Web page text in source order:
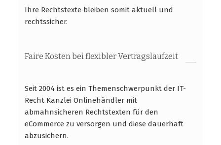
Ihre Rechtstexte bleiben somit aktuell und
rechtssicher.
Faire Kosten bei flexibler Vertragslaufzeit
Seit 2004 ist es ein Themenschwerpunkt der IT-
Recht Kanzlei Onlinehändler mit
abmahnsicheren Rechtstexten für den
eCommerce zu versorgen und diese dauerhaft
abzusichern.